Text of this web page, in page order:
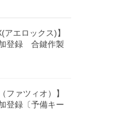
アエロックス)】
登録 合鍵作製
ファツィオ）】
登録〔予備キー